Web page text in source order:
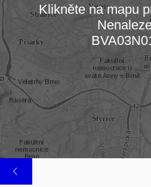
Načítám
Klikněte na mapu